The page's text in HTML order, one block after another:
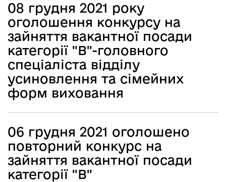
08 грудня 2021 року
оголошення конкурсу на
зайняття вакантної посади
категорії "В"-головного
спеціаліста відділу
усиновлення та сімейних
форм виховання
06 грудня 2021 оголошено
повторний конкурс на
зайняття вакантної посади
категорії "В"